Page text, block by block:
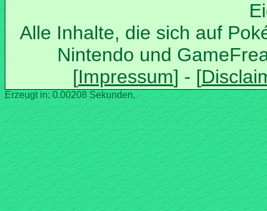
Alle Inhalte, die sich auf
Nintendo und
Erzeugt in: 0.00208 Sekunden.